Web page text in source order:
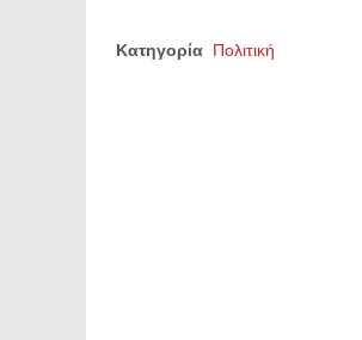
Κατηγορία Πολιτική